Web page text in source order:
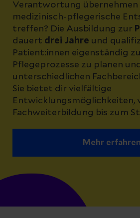
Verantwortung übernehmen
medizinisch-pflegerische
treffen? Die Ausbildung zur
dauert drei Jahre und
Patient:innen eigenständig
Pflegeprozesse zu planen
unterschiedlichen
Sie bietet dir vielfältige
Entwicklungsmöglichkeiten,
Fachweiterbildung bis zum
Mehr erfahren